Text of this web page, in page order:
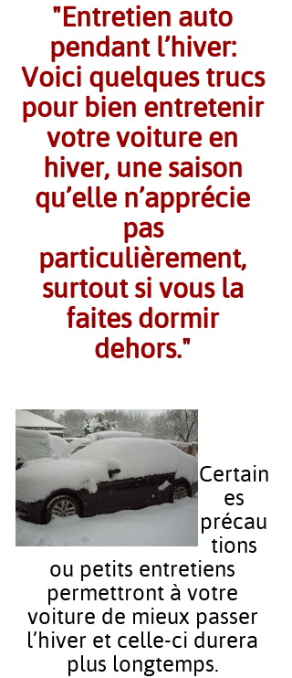
"Entretien auto
pendant l’hiver:
Voici quelques trucs
pour bien entretenir
votre voiture en
hiver, une saison
qu’elle n’apprécie
pas
particulièrement,
surtout si vous la
faites dormir
dehors."
Certain
es
précau
tions
ou petits entretiens
permettront à votre
voiture de mieux passer
l’hiver et celle-ci durera
plus longtemps.